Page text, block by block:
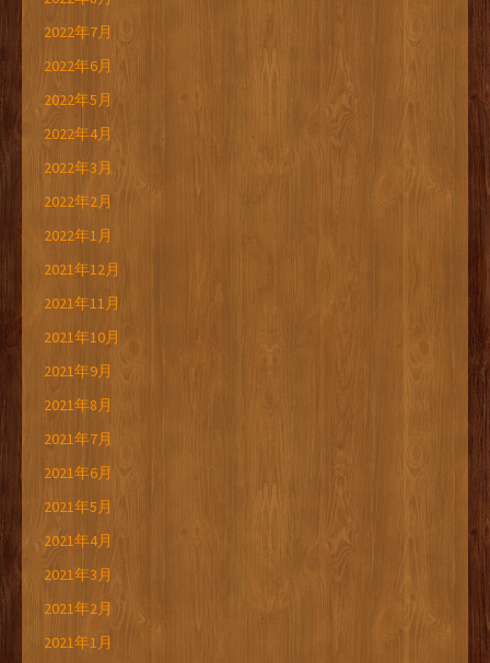
2022年7月
2022年6月
2022年5月
2022年4月
2022年3月
2022年2月
2022年1月
2021年12月
2021年11月
2021年10月
2021年9月
2021年8月
2021年7月
2021年6月
2021年5月
2021年4月
2021年3月
2021年2月
2021年1月